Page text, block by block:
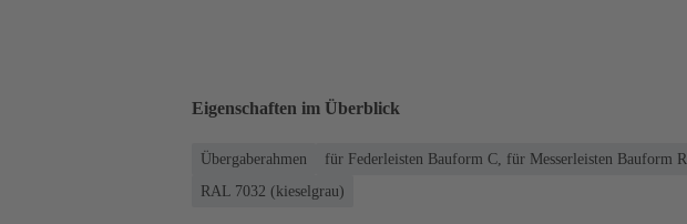
Eigenschaften im Überblick
Übergaberahmen für Federleisten Bauform C, für Messerleisten Bauform R
RAL 7032 (kieselgrau)